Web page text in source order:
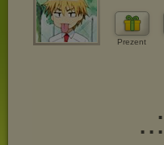
Prezent